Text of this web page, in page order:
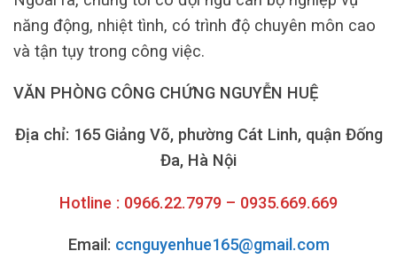
năng động, nhiệt tình, có trình độ chuyên môn cao
và tận tụy trong công việc.
VĂN PHÒNG CÔNG CHỨNG NGUYỄN HUỆ
Địa chỉ: 165 Giảng Võ, phường Cát Linh, quận Đống
Đa, Hà Nội
Hotline : 0966.22.7979 – 0935.669.669
Email: ccnguyenhue165@gmail.com